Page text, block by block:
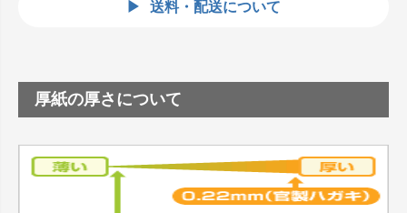
送料・配送について
厚紙の厚さについて